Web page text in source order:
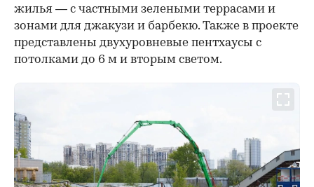
жилья — с частными зелеными террасами и
зонами для джакузи и барбекю. Также в проекте
представлены двухуровневые пентхаусы с
потолками до 6 м и вторым светом.